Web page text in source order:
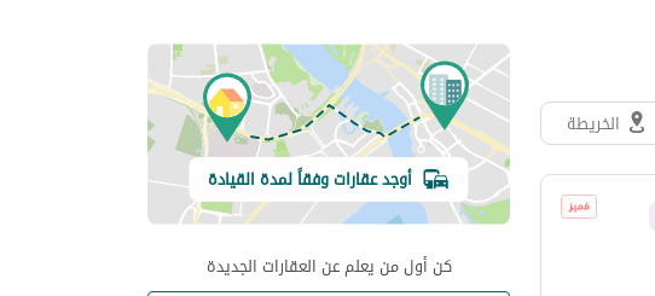
الخريطة
أوجد عقارات وفقاً لمدة القيادة
كن أول من يعلم عن العقارات الجديدة